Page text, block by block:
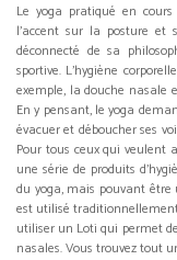
Le yoga pratiqué en
l'accent sur la posture et
déconnecté de sa
sportive. L’hygiène
exemple, la douche nasale
En y pensant, le yoga
évacuer et déboucher ses
Pour tous ceux qui veulent
une série de produits
du yoga, mais pouvant
est utilisé
utiliser un Loti qui permet
nasales. Vous trouvez tout